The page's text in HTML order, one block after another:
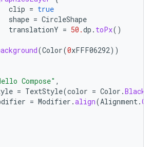
clip = true
shape = CircleShape
translationY = 50.dp . toPx()
(Color(0xFFF06292))
Compose" ,
= TextStyle(color = Color .Black
= Modifier .align(Alignment.